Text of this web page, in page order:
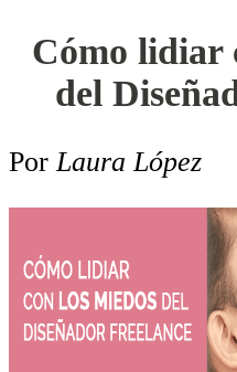
Cómo lidiar
del
PorLaura López